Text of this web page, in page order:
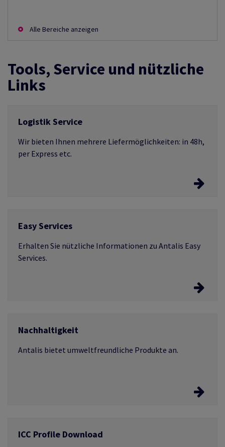
Alle Bereiche anzeigen
Tools, Service und nützliche
Links
Logistik Service
Wir bieten Ihnen mehrere Liefermöglichkeiten: in 48h,
per Express etc.
Erfahren Sie mehr zum Service
Easy Services
Erhalten Sie nützliche Informationen zu Antalis Easy
Services.
Lassen Sie Produkte individuell gestalten.
Nachhaltigkeit
Antalis bietet umweltfreundliche Produkte an.
Erfahren Sie mehr über Recycling-Produkte und
ICC Profile Download